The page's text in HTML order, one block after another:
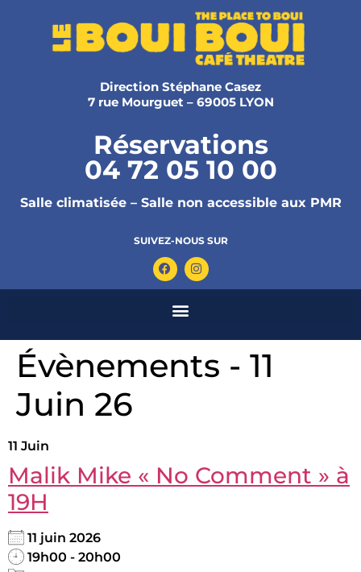
Direction Stéphane Casez
7 rue Mourguet – 69005 LYON
Réservations
04 72 05 10 00
Salle climatisée – Salle non accessible aux PMR
SUIVEZ-NOUS SUR
Évènements - 11
Juin 26
11 Juin
Malik Mike « No Comment » à
19H
11 juin 2026
19h00 - 20h00